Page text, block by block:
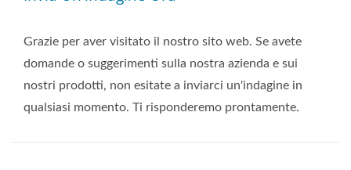
Grazie per aver visitato il nostro sito web. Se avete
domande o suggerimenti sulla nostra azienda e sui
nostri prodotti, non esitate a inviarci un'indagine in
qualsiasi momento. Ti risponderemo prontamente.